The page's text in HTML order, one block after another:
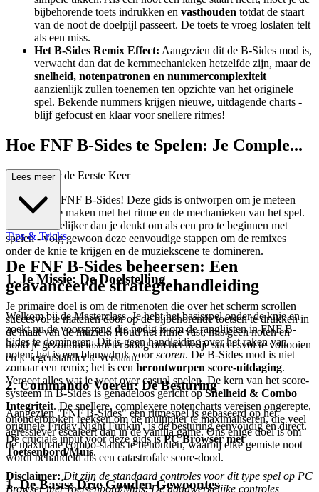
bijbehorende toets indrukken en vasthouden totdat de staart
van de noot de doelpijl passeert. De toets te vroeg loslaten telt
als een miss.
Het B-Sides Remix Effect: Aangezien dit de B-Sides mod is,
verwacht dan dat de kernmechanieken hetzelfde zijn, maar de
snelheid, notenpatronen en nummercomplexiteit
aanzienlijk zullen toenemen ten opzichte van het originele
spel. Bekende nummers krijgen nieuwe, uitdagende charts -
blijf gefocust en klaar voor snellere ritmes!
Hoe FNF B-Sides te Spelen: Je Comple...
te Gids voor de Eerste Keer
Welkom bij FNF B-Sides! Deze gids is ontworpen om je meteen
vertrouwd te maken met het ritme en de mechanieken van het spel.
Het is makkelijker dan je denkt om als een pro te beginnen met
spelen - volg gewoon deze eenvoudige stappen om de remixes
onder de knie te krijgen en de muziekscene te domineren.
1. Je Missie: De Doelstelling
Je primaire doel is om de ritmenoten die over het scherm scrollen
succesvol te matchen door op de bijbehorende toetsen te drukken in
de maat van de muziek. Houd het ritme vast, mis geen noten en
houd je gezondheidsmeter hoog om het liedje succesvol te voltooien
en je tegenstander te verslaan.
2. Commando Voeren: De Besturing
Aangezien "FNF B-Sides" een ritmespel is gebaseerd op het
originele Friday Night Funkin', is de besturing eenvoudig en direct.
De cruciale input voor deze gids isPC Browser met
Toetsenbord/Muis.
Disclaimer: Dit zijn de standaard controles voor dit type spel op PC
Browser met Toetsenbord/Muis. De daadwerkelijke controles
Lees meer
Tips & Tricks
De FNF B-Sides beheersen: Een
geavanceerde strategiehandleiding
Welkom bij de Masterclass. Je hebt het basisspel onder de knie en
zoekt nu de voorsprong die nodig is om de ranglijsten in FNF B-
Sides te domineren. Dit is geen handleiding over het raken van
noten; het is een blauwdruk voorscoren. De B-Sides mod is niet
zomaar een remix; het is een herontworpen score-uitdaging.
Vergeet alles wat je weet over casual spelen. De kern van het score-
systeem in B-Sides is genadeloos gericht opSnelheid & Combo
Integriteit. De snellere, complexere notencharts vereisen ongerepte,
ononderbroken reeksen om de multiplier te maximaliseren, die veel
agressiever escaleert dan in de vanilla game. Ons enige doel is om
de maximale combo-status te behouden, waarbij elke gemiste noot
wordt behandeld als een catastrofale score-dood.
1. De Basis: Drie Gouden Gewoontes